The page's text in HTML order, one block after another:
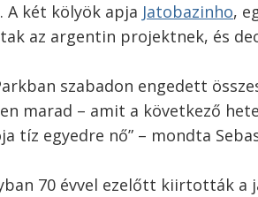
A két kölyök apja Jatobazinho,
az argentin projektnek, és
szabadon engedett
marad – amit a következő
tíz egyedre nő” – mondta
70 évvel ezelőtt kiirtották a